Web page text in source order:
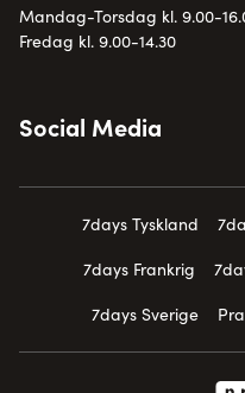
Mandag-Torsdag kl. 9.00-
Fredag kl. 9.00-14.30
Social Media
7days Tyskland
7days Frankrig
7days Sverige